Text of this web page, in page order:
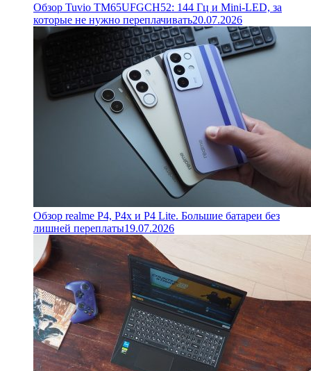
Обзор Tuvio TM65UFGCH52: 144 Гц и Mini-LED, за
которые не нужно переплачивать20.07.2026
Обзор realme P4, P4x и P4 Lite. Большие батареи без
лишней переплаты19.07.2026